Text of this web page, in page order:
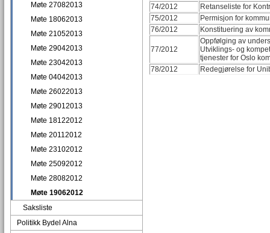
Møte 27082013
Møte 18062013
Møte 21052013
Møte 29042013
Møte 23042013
Møte 04042013
Møte 26022013
Møte 29012013
Møte 18122012
Møte 20112012
Møte 23102012
Møte 25092012
Møte 28082012
Møte 19062012
Saksliste
Politikk Bydel Alna
74/2012
Retanseliste for
75/2012
Permisjon for
76/2012
Konstituering av
77/2012
Oppfølging av
Utviklings- og
tjenester for Oslo
78/2012
Redegjørelse for